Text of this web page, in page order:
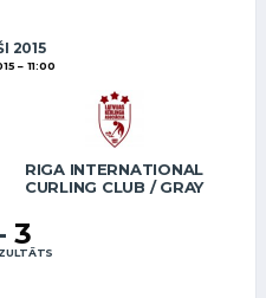
2015
11:00
RIGA INTERNATIONAL
CURLING CLUB / GRAY
3